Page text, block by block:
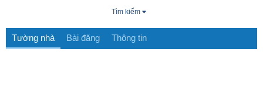
Tìm kiếm
Tường nhà Bài đăng Thông tin